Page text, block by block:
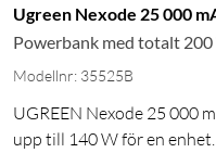
Ugreen Nexode 25 000
Powerbank med totalt 200
Modellnr: 35525B
UGREEN Nexode 25 000
upp till 140 W för en